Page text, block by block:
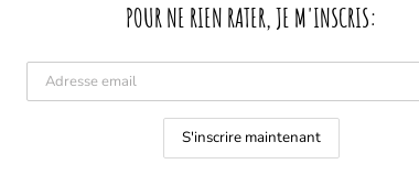
POUR NE RIEN RATER, JE M'INSCRIS: